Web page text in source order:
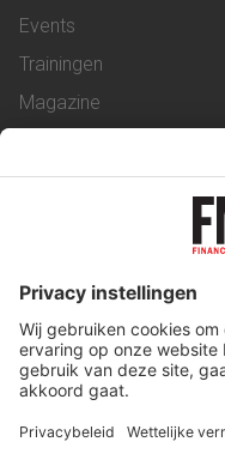
Events
Trainingen
Magazine
Service & Contact
Werken bij ons
Privacy Statement
Algemene Voorwaarden